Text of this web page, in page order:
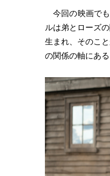
今回の映画でも
ルは弟とローズ
生まれ、そのこ
の関係の軸にあ